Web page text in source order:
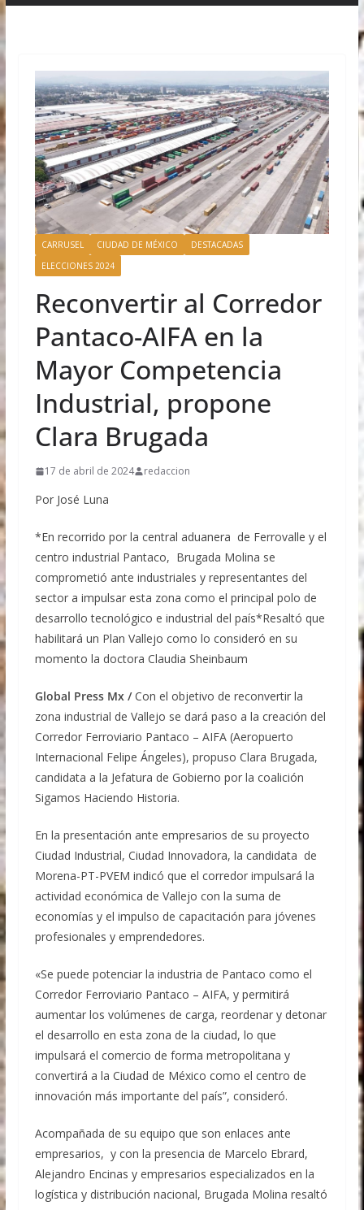
CARRUSEL CIUDAD DE MÉXICO
DESTACADAS
ELECCIONES 2024
Reconvertir al Corredor
Pantaco-AIFA en la
Mayor Competencia
Industrial, propone
Clara Brugada
17 de abril de 2024 redaccion
Por José Luna
*En recorrido por la central aduanera de Ferrovalle y el
centro industrial Pantaco, Brugada Molina se
comprometió ante industriales y representantes del
sector a impulsar esta zona como el principal polo de
desarrollo tecnológico e industrial del país*Resaltó que
habilitará un Plan Vallejo como lo consideró en su
momento la doctora Claudia Sheinbaum
Global Press Mx /Con el objetivo de reconvertir la
zona industrial de Vallejo se dará paso a la creación del
Corredor Ferroviario Pantaco – AIFA (Aeropuerto
Internacional Felipe Ángeles), propuso Clara Brugada,
candidata a la Jefatura de Gobierno por la coalición
Sigamos Haciendo Historia.
En la presentación ante empresarios de su proyecto
Ciudad Industrial, Ciudad Innovadora, la candidata de
Morena-PT-PVEM indicó que el corredor impulsará la
actividad económica de Vallejo con la suma de
economías y el impulso de capacitación para jóvenes
profesionales y emprendedores.
«Se puede potenciar la industria de Pantaco como el
Corredor Ferroviario Pantaco – AIFA, y permitirá
aumentar los volúmenes de carga, reordenar y detonar
el desarrollo en esta zona de la ciudad, lo que
impulsará el comercio de forma metropolitana y
convertirá a la Ciudad de México como el centro de
innovación más importante del país”, consideró.
Acompañada de su equipo que son enlaces ante
empresarios, y con la presencia de Marcelo Ebrard,
Alejandro Encinas y empresarios especializados en la
logística y distribución nacional, Brugada Molina resaltó